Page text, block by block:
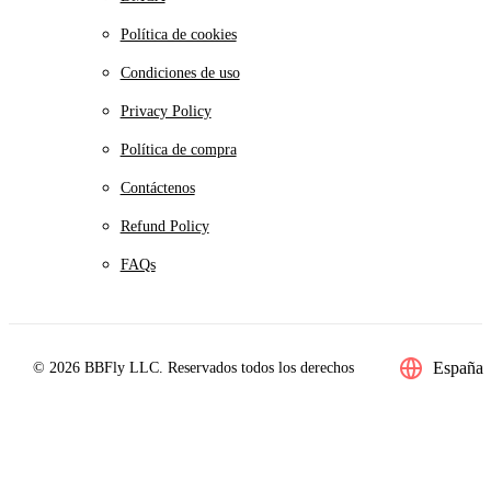
Política de cookies
Condiciones de uso
Privacy Policy
Política de compra
Contáctenos
Refund Policy
FAQs
© 2026 BBFly LLC. Reservados todos los derechos España